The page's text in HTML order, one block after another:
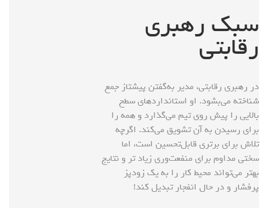
سبک رهبری
رقابتی
در رهبری رقابتی، مدیر به‌گفتن پیشتاز جمع
شناخته می‌بشود. او استانداردهای سطح
بالایی را پیش روی تیم می‌گذارد و همه را
برای رسیدن به آن تشویق می‌کند. اگرچه
تلاش برای برتری قابل‌تحسین است، اما
سختی مداوم برای منفعت‌وری زیاد تر و نتایج
بهتر می‌تواند محیط کار را به یک زودپز
پرفشار و در حال انفجار تبدیل کند!